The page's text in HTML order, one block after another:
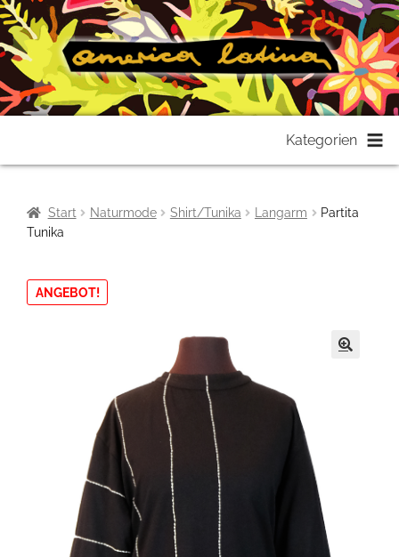
springen
springen
Kategorien
Start Naturmode Shirt/Tunika Langarm
Partita
Tunika
ANGEBOT!